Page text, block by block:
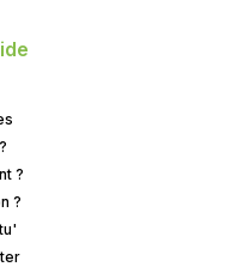
?
?